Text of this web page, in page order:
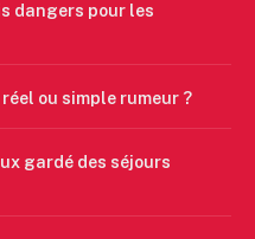
dangers pour les
ou simple rumeur ?
gardé des séjours